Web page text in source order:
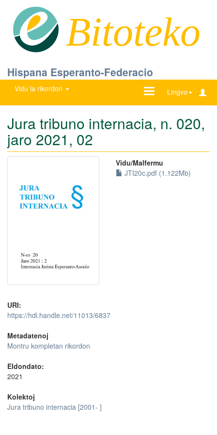
Bitoteko
Hispana Esperanto-Federacio
Vidu la rikordon Lingvo
Ŝanĝu
Jura tribuno internacia, n. 020,
jaro 2021, 02
Vidu/Malfermu
JTI20c.pdf (1.122Mb)
URI:
https://hdl.handle.net/11013/6837
Metadatenoj
Montru kompletan rikordon
Eldondato:
2021
Kolektoj
Jura tribuno internacia [2001- ]